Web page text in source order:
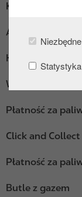
Niezbędne
Statystyka
Kącik
AdBlue pakowane
Hot Dogi
Wi-Fi
Płatność za
Click and Collect
Płatność za
Butle z gazem